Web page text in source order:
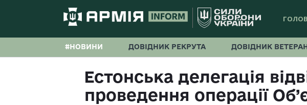
#НОВИНИ ДОВІДНИК РЕКРУТА ДОВІДНИК
Естонська делегація
проведення операції